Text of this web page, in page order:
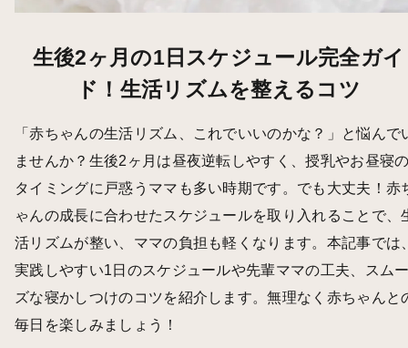
生後2ヶ月の1日スケジュール完全ガイ
ド！生活リズムを整えるコツ
「赤ちゃんの生活リズム、これでいいのかな？」と悩んで
ませんか？生後2ヶ月は昼夜逆転しやすく、授乳やお昼寝
タイミングに戸惑うママも多い時期です。でも大丈夫！赤
ゃんの成長に合わせたスケジュールを取り入れることで、
活リズムが整い、ママの負担も軽くなります。本記事では
実践しやすい1日のスケジュールや先輩ママの工夫、スム
ズな寝かしつけのコツを紹介します。無理なく赤ちゃんと
毎日を楽しみましょう！